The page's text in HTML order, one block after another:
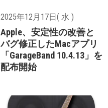
2025年12月17日( 水 )
Apple、安定性の改善と
バグ修正したMacアプリ
「GarageBand 10.4.13」を
配布開始